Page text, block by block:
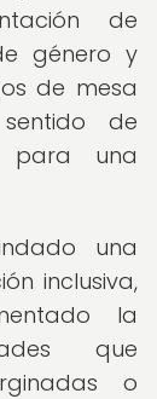
de
género y
de mesa
de
para una
una
inclusiva,
la
que
o